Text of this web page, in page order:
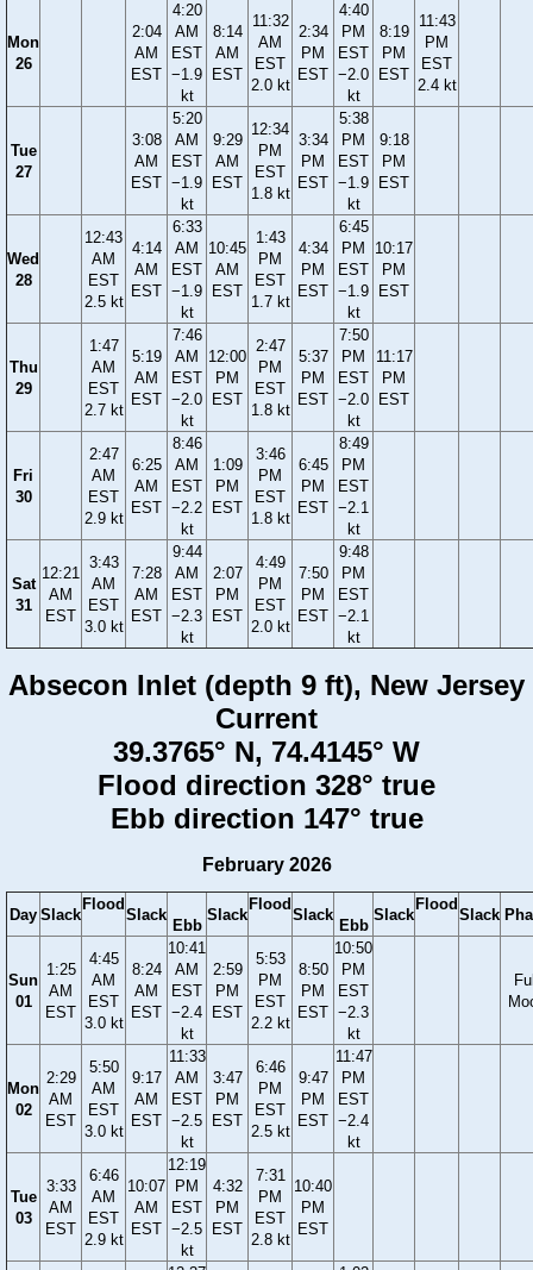
Mon
26
2:04
AM
EST
4:20
AM
EST
−1.9
kt
8:14
AM
EST
11:32
AM
EST
2.0 kt
2:34
PM
EST
4:40
PM
EST
−2.0
kt
8:19
PM
EST
11:43
PM
EST
2.4 kt
Tue
27
3:08
AM
EST
5:20
AM
EST
−1.9
kt
9:29
AM
EST
12:34
PM
EST
1.8 kt
3:34
PM
EST
5:38
PM
EST
−1.9
kt
9:18
PM
EST
Wed
28
12:43
AM
EST
2.5 kt
4:14
AM
EST
6:33
AM
EST
−1.9
kt
10:45
AM
EST
1:43
PM
EST
1.7 kt
4:34
PM
EST
6:45
PM
EST
−1.9
kt
10:17
PM
EST
Thu
29
1:47
AM
EST
2.7 kt
5:19
AM
EST
7:46
AM
EST
−2.0
kt
12:00
PM
EST
2:47
PM
EST
1.8 kt
5:37
PM
EST
7:50
PM
EST
−2.0
kt
11:17
PM
EST
Fri
30
2:47
AM
EST
2.9 kt
6:25
AM
EST
8:46
AM
EST
−2.2
kt
1:09
PM
EST
3:46
PM
EST
1.8 kt
6:45
PM
EST
8:49
PM
EST
−2.1
kt
Sat
31
12:21
AM
EST
3:43
AM
EST
3.0 kt
7:28
AM
EST
9:44
AM
EST
−2.3
kt
2:07
PM
EST
4:49
PM
EST
2.0 kt
7:50
PM
EST
9:48
PM
EST
−2.1
kt
Absecon Inlet (depth 9 ft), New Jersey
Current
39.3765° N, 74.4145° W
Flood direction 328° true
Ebb direction 147° true
February 2026
Day Slack
Flood
Slack
Ebb
Slack
Flood
Slack
Ebb
Slack
Flood
Slack
Sun
01
1:25
AM
EST
4:45
AM
EST
3.0 kt
8:24
AM
EST
10:41
AM
EST
−2.4
kt
2:59
PM
EST
5:53
PM
EST
2.2 kt
8:50
PM
EST
10:50
PM
EST
−2.3
kt
Mon
02
2:29
AM
EST
5:50
AM
EST
3.0 kt
9:17
AM
EST
11:33
AM
EST
−2.5
kt
3:47
PM
EST
6:46
PM
EST
2.5 kt
9:47
PM
EST
11:47
PM
EST
−2.4
kt
Tue
03
3:33
AM
EST
6:46
AM
EST
2.9 kt
10:07
AM
EST
12:19
PM
EST
−2.5
kt
4:32
PM
EST
7:31
PM
EST
2.8 kt
10:40
PM
EST